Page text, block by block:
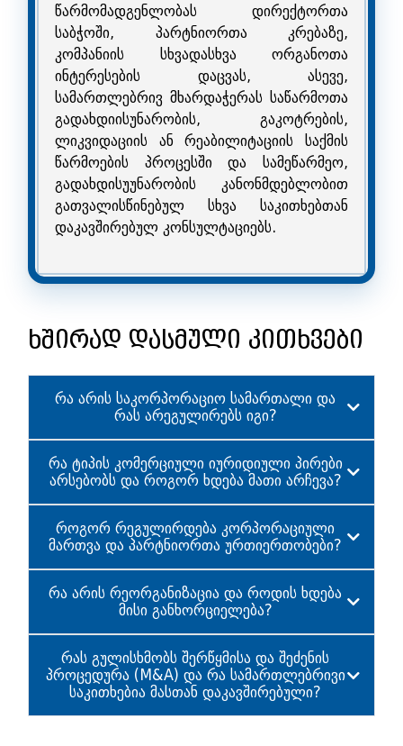
წარმომადგენლობას დირექტორთა
საბჭოში, პარტნიორთა კრებაზე,
კომპანიის სხვადასხვა ორგანოთა
ინტერესების დაცვას, ასევე,
სამართლებრივ მხარდაჭერას საწარმოთა
გადახდიისუნარობის, გაკოტრების,
ლიკვიდაციის ან რეაბილიტაციის საქმის
წარმოების პროცესში და სამეწარმეო,
გადახდისუუნარობის კანონმდებლობით
გათვალისწინებულ სხვა საკითხებთან
დაკავშირებულ კონსულტაციებს.
ხშირად დასმული კითხვები
რა არის საკორპორაციო სამართალი და
რას არეგულირებს იგი?
რა ტიპის კომერციული იურიდიული პირები
არსებობს და როგორ ხდება მათი არჩევა?
როგორ რეგულირდება კორპორაციული
მართვა და პარტნიორთა ურთიერთობები?
რა არის რეორგანიზაცია და როდის ხდება
მისი განხორციელება?
რას გულისხმობს შერწყმისა და შეძენის
პროცედურა (M&A) და რა სამართლებრივი
საკითხებია მასთან დაკავშირებული?